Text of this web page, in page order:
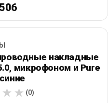
накладные
микрофоном и Pure
(0)